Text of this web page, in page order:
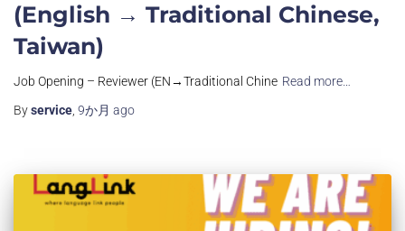
(English → Traditional Chinese,
Taiwan)
Job Opening – Reviewer (EN→Traditional Chine Read more…
Byservice, 9か月 ago